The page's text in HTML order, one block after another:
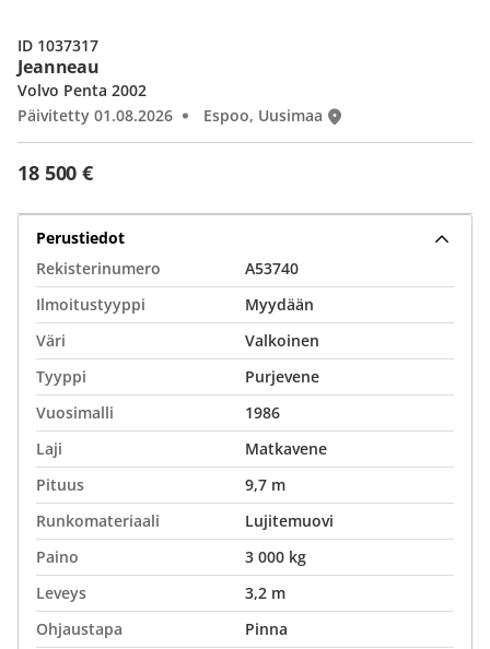
Jeanneau
18 500 €
Volvo Penta 2002
Päivitetty 01.08.2026
Espoo, Uusimaa
ID 1037317
Perustiedot
Rekisterinumero
A53740
Ilmoitustyyppi
Myydään
Väri
Valkoinen
Tyyppi
Purjevene
Vuosimalli
1986
Laji
Matkavene
Pituus
9,7 m
Runkomateriaali
Lujitemuovi
Paino
3 000 kg
Leveys
3,2 m
Ohjaustapa
Pinna